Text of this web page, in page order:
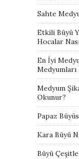
Sahte
Etkili Büyü
Hocalar
En İyi
Medyumları
Medyum
Okunur?
Papaz
Kara Büyü
Büyü